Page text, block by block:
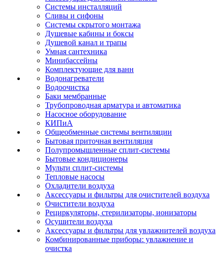
Системы инсталляций
Сливы и сифоны
Системы скрытого монтажа
Душевые кабины и боксы
Душевой канал и трапы
Умная сантехника
Минибассейны
Комплектующие для ванн
Водонагреватели
Водоочистка
Баки мембранные
Трубопроводная арматура и автоматика
Насосное оборудование
КИПиА
Общеобменные системы вентиляции
Бытовая приточная вентиляция
Полупромышленные сплит-системы
Бытовые кондиционеры
Мульти сплит-системы
Тепловые насосы
Охладители воздуха
Аксессуары и фильтры для очистителей воздуха
Очистители воздуха
Рециркуляторы, стерилизаторы, ионизаторы
Осушители воздуха
Аксессуары и фильтры для увлажнителей воздуха
Комбинированные приборы: увлажнение и
очистка